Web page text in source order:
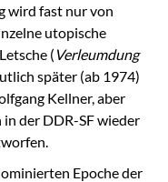
wird fast nur von
utopische
( Verleumdung
später (ab 1974)
Kellner, aber
der DDR-SF wieder
Epoche der